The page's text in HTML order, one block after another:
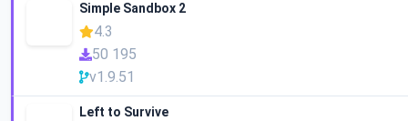
Simple Sandbox 2
4.3
50 195
v1.9.51
Left to Survive